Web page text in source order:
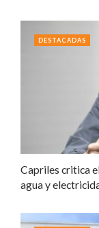
Capriles critica
agua y
DESTACADAS